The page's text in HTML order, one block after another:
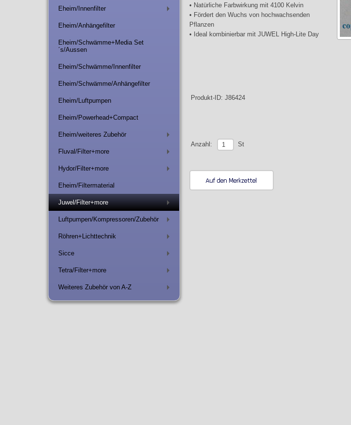
Eheim/Innenfilter
Eheim/Anhängefilter
Eheim/Schwämme+Media Set
´s/Aussen
Eheim/Schwämme/Innenfilter
Eheim/Schwämme/Anhängefilter
Eheim/Luftpumpen
Eheim/Powerhead+Compact
Eheim/weiteres Zubehör
Fluval/Filter+more
Hydor/Filter+more
Eheim/Filtermaterial
Juwel/Filter+more
Luftpumpen/Kompressoren/Zubehör
Röhren+Lichttechnik
Sicce
Tetra/Filter+more
Weiteres Zubehör von A-Z
• Natürliche Farbwirkung mit 4100 Kelvin
• Fördert den Wuchs von hochwachsenden
Pflanzen
• Ideal kombinierbar mit JUWEL High-Lite Day
Produkt-ID: J86424
Anzahl: St